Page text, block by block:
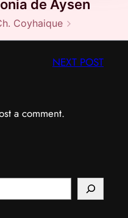
NEXT POST
a comment.